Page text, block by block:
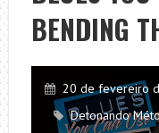
BENDING
20 de fevereiro
Detonando